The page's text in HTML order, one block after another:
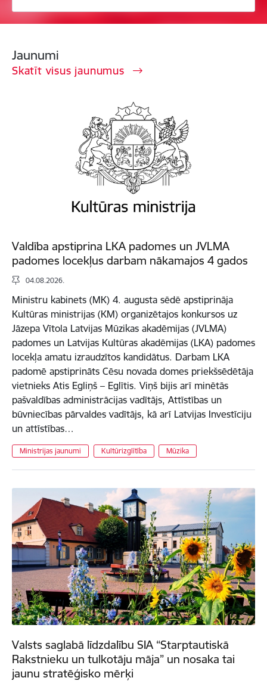
Jaunumi
Skatīt visus jaunumus
Valdība apstiprina LKA padomes un JVLMA
padomes locekļus darbam nākamajos 4 gados
04.08.2026.
Ministru kabinets (MK) 4. augusta sēdē apstiprināja
Kultūras ministrijas (KM) organizētajos konkursos uz
Jāzepa Vītola Latvijas Mūzikas akadēmijas (JVLMA)
padomes un Latvijas Kultūras akadēmijas (LKA) padomes
locekļa amatu izraudzītos kandidātus. Darbam LKA
padomē apstiprināts Cēsu novada domes priekšsēdētāja
vietnieks Atis Egliņš – Eglītis. Viņš bijis arī minētās
pašvaldības administrācijas vadītājs, Attīstības un
būvniecības pārvaldes vadītājs, kā arī Latvijas Investīciju
un attīstības…
Ministrijas jaunumi Kultūrizglītība Mūzika
Valsts saglabā līdzdalību SIA “Starptautiskā
Rakstnieku un tulkotāju māja” un nosaka tai
jaunu stratēģisko mērķi